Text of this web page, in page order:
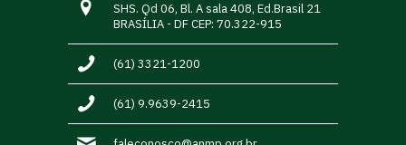
SHS. Qd 06, Bl. A sala 408, Ed.Brasil 21
BRASÍLIA - DF CEP: 70.322-915
(61) 3321-1200
(61) 9.9639-2415